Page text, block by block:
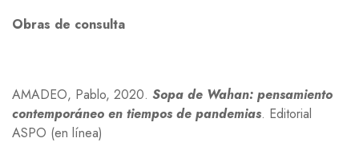
Obras de consulta
AMADEO, Pablo, 2020. Sopa de Wahan: pensamiento
contemporáneo en tiempos de pandemias. Editorial
ASPO (en línea)